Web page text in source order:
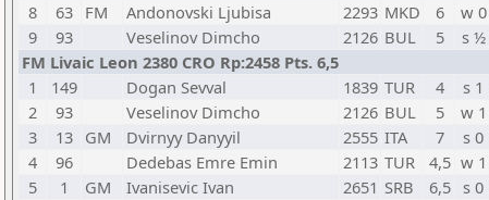
8
63 FM Andonovski Ljubisa 2293 MKD 6 w 0
9
93 Veselinov Dimcho 2126 BUL 5 s ½
FM Livaic Leon 2380 CRO Rp:2458 Pts. 6,5
1
149 Dogan Sevval 1839 TUR 4 s 1
2
93 Veselinov Dimcho 2126 BUL 5 w 1
3
13 GM Dvirnyy Danyyil 2555 ITA 7 s 0
4
96 Dedebas Emre Emin 2113 TUR 4,5 w 1
5
1 GM Ivanisevic Ivan 2651 SRB 6,5 s 0